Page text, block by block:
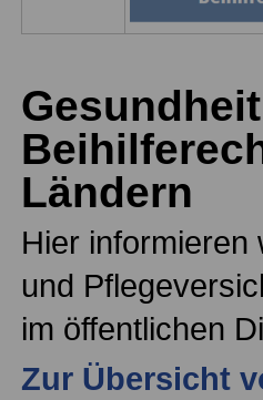
Ländern
Hier informieren
und
im öffentlichen
Zur Übersicht